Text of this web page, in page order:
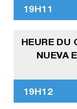
19H11
HEURE DU
NUEVA
19H12